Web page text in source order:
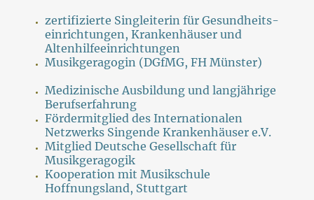
zertifizierte Singleiterin für Gesundheits-
einrichtungen, Krankenhäuser und
Altenhilfeeinrichtungen
Musikgeragogin (DGfMG, FH Münster)
Medizinische Ausbildung und langjährige
Berufserfahrung
Fördermitglied des Internationalen
Netzwerks Singende Krankenhäuser e.V.
Mitglied Deutsche Gesellschaft für
Musikgeragogik
Kooperation mit Musikschule
Hoffnungsland, Stuttgart